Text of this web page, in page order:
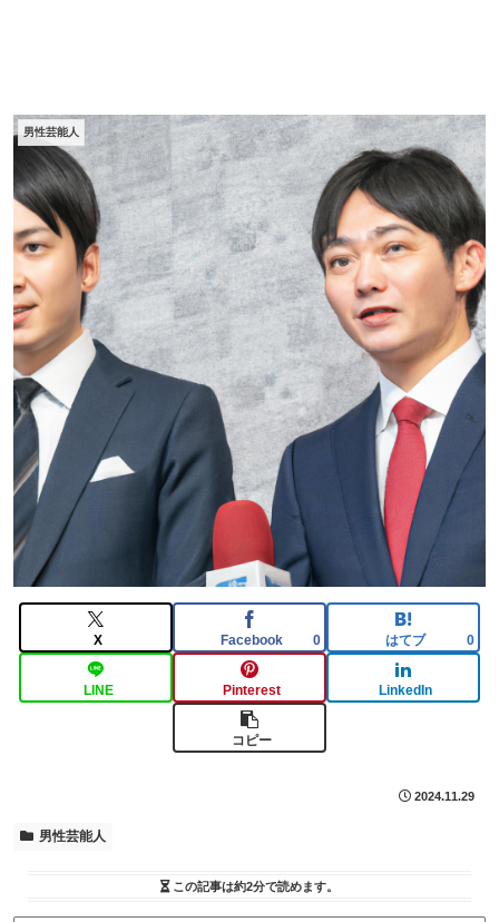
男性芸能人
X Facebook 0 はてブ 0
LINE Pinterest LinkedIn
コピー
2024.11.29
男性芸能人
この記事は約2分で読めます。